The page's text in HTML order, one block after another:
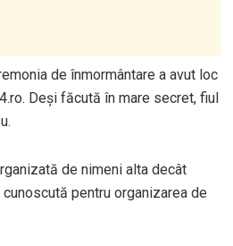
de înmormântare a avut loc
Deși făcută în mare secret, fiul
de nimeni alta decât
pentru organizarea de